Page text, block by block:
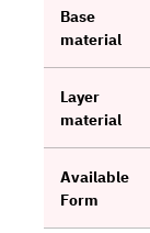
Base
material
Layer
material
Available
Form